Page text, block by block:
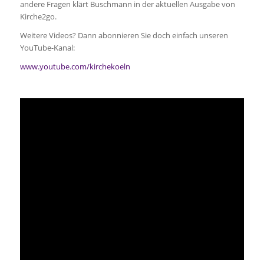
andere Fragen klärt Buschmann in der aktuellen Ausgabe von
Kirche2go.
Weitere Videos? Dann abonnieren Sie doch einfach unseren
YouTube-Kanal:
www.youtube.com/kirchekoeln